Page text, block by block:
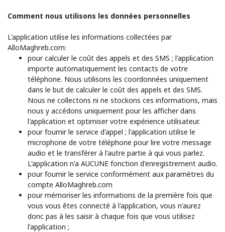
Comment nous utilisons les données personnelles
L'application utilise les informations collectées par
AlloMaghreb.com:
pour calculer le coût des appels et des SMS ; l'application
importe automatiquement les contacts de votre
téléphone. Nous utilisons les coordonnées uniquement
dans le but de calculer le coût des appels et des SMS.
Nous ne collectons ni ne stockons ces informations, mais
nous y accédons uniquement pour les afficher dans
l'application et optimiser votre expérience utilisateur.
pour fournir le service d'appel ; l'application utilise le
microphone de votre téléphone pour lire votre message
audio et le transférer à l'autre partie à qui vous parlez.
L'application n'a AUCUNE fonction d'enregistrement audio.
pour fournir le service conformément aux paramètres du
compte AlloMaghreb.com
pour mémoriser les informations de la première fois que
vous vous êtes connecté à l'application, vous n'aurez
donc pas à les saisir à chaque fois que vous utilisez
l'application ;